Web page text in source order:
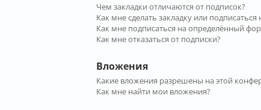
Чем закладки отличаются от подписок?
Как мне сделать закладку или
Как мне подписаться на определённый
Как мне отказаться от подписки?
Вложения
Какие вложения разрешены на этой
Как мне найти мои вложения?